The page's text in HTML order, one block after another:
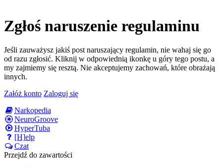
Zgłoś naruszenie regulaminu
Jeśli zauważysz jakiś post naruszający regulamin, nie wahaj się go
od razu zgłosić. Kliknij w odpowiednią ikonkę u góry tego postu, a
my zajmiemy się resztą. Nie akceptujemy zachowań, które obrażają
innych.
Załóż konto Zaloguj się
Narkopedia
NeuroGroove
HyperTuba
[H]elp
Czat
Przejdź do zawartości